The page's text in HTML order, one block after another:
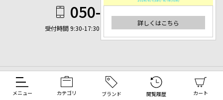
詳しくはこちら
メニュー カテゴリ ブランド 閲覧履歴 カート
050-3673-8844
受付時間 9:30-17:30（休業日除く）詳しくはこちら
FEATURE